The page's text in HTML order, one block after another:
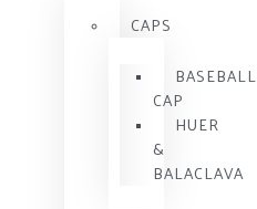
CAPS
BASEBALL
CAP
HUER
&
BALACLAVA